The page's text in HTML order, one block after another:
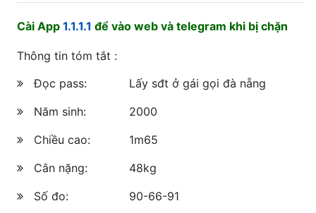
Cài App 1.1.1.1 để vào web và telegram khi bị chặn
Thông tin tóm tắt :
Đọc pass:
Lấy sđt ở gái gọi đà nẵng
Năm sinh:
2000
Chiều cao:
1m65
Cân nặng:
48kg
Số đo:
90-66-91